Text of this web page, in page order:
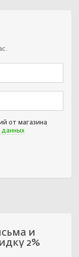
от магазина
данных
и
2%